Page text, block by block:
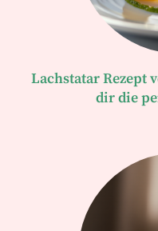
Lachstatar Rezept
dir die